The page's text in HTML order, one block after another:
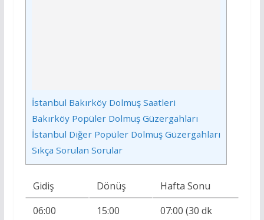
İstanbul Bakırköy Dolmuş Saatleri
Bakırköy Popüler Dolmuş Güzergahları
İstanbul Diğer Popüler Dolmuş Güzergahları
Sıkça Sorulan Sorular
Gidiş Dönüş
Hafta Sonu
06:00
15:00
07:00 (30 dk